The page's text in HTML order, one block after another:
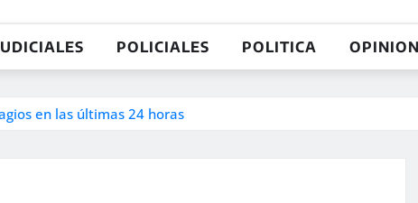
POLICIALES POLITICA OPINION
en las últimas 24 horas